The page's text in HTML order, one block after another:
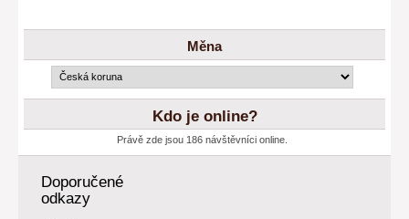
Měna
Kdo je online?
Právě zde jsou 186 návštěvníci online.
Doporučené
odkazy